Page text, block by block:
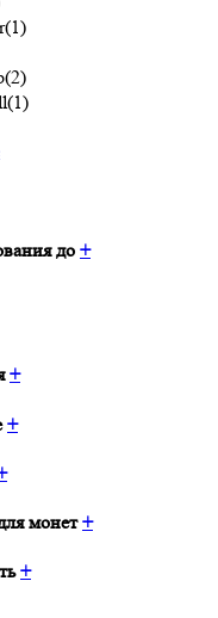
(1)
(2)
(1)
до +
+
+
монет+
+